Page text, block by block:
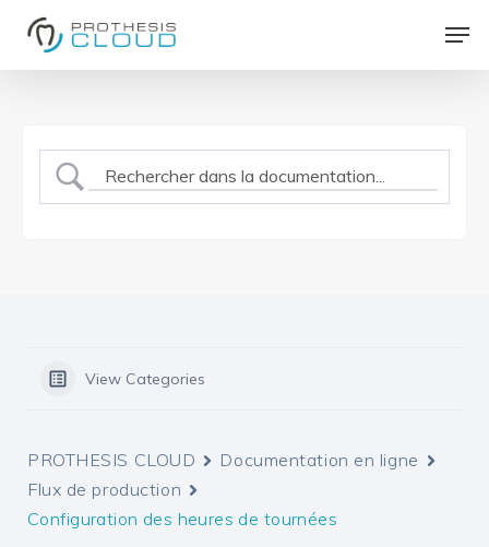
View Categories
PROTHESIS CLOUD
Documentation en ligne
Flux de production
Configuration des heures de tournées
Close